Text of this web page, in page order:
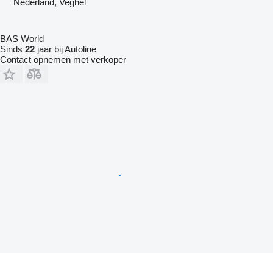
Nederland, Veghel
BAS World
Sinds 22 jaar bij Autoline
Contact opnemen met verkoper